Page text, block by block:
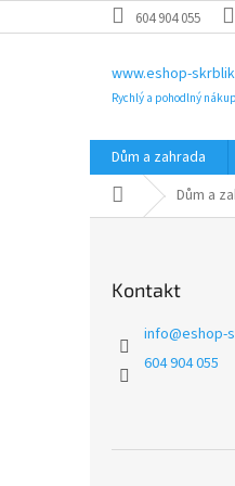
na
604 904 055
www.eshop-
Rychlý a pohodlný nákup
Dům a zahrada
Domů Dům a
Kontakt
info@eshop-
604 904 055